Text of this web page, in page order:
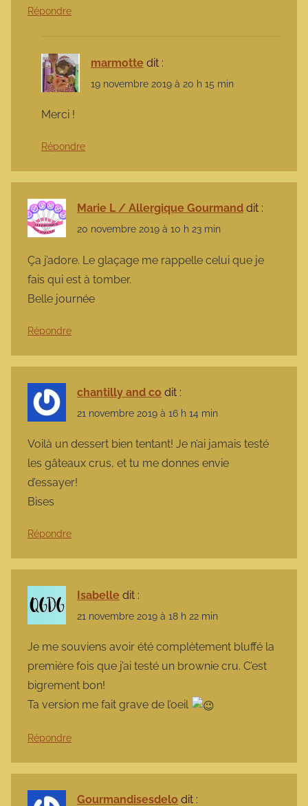
Répondre
marmotte dit :
19 novembre 2019 à 20 h 15 min
Merci !
Répondre
Marie L / Allergique Gourmand dit :
20 novembre 2019 à 10 h 23 min
Ça j’adore. Le glaçage me rappelle celui que je
fais qui est à tomber.
Belle journée
Répondre
chantilly and co dit :
21 novembre 2019 à 16 h 14 min
Voilà un dessert bien tentant! Je n’ai jamais testé
les gâteaux crus, et tu me donnes envie
d’essayer!
Bises
Répondre
Isabelle dit :
21 novembre 2019 à 18 h 22 min
Je me souviens avoir été complètement bluffé la
première fois que j’ai testé un brownie cru. C’est
bigrement bon!
Ta version me fait grave de l’oeil
Répondre
Gourmandisesdelo dit :